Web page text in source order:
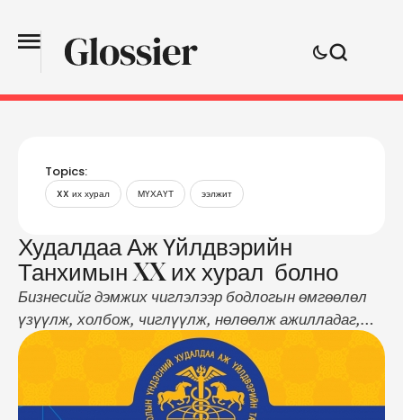
Topics:
XX их хурал МҮХАҮТ ээлжит
Худалдаа Аж Үйлдвэрийн
Танхимын XX их хурал болно
Бизнесийг дэмжих чиглэлээр бодлогын өмгөөлөл
үзүүлж, холбож, чиглүүлж, нөлөөлж ажилладаг,
бизнес эрхлэгчдийн төлөөллийн гол байгууллага
болох МҮХАҮТ-ын ээлжит XX их хурал 2019 оны 02
дугаар сарын 28-нд Улаанбаатар хотноо
хуралдана. Дөрвөн жилд нэг удаа болдог энэхүү их